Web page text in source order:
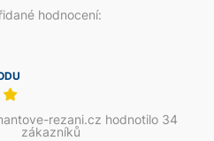
hodnocení:
rezani.cz hodnotilo 34
zákazníků